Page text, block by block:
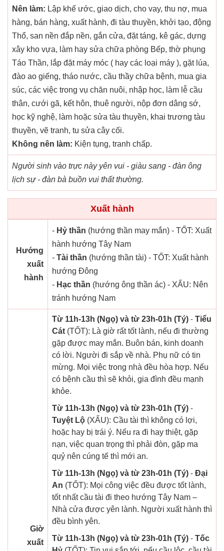
Nên làm: Lập khế ước, giao dịch, cho vay, thu nợ, mua
hàng, bán hàng, xuất hành, đi tàu thuyền, khởi tạo, động
Thổ, san nền đắp nền, gắn cửa, đặt táng, kê gác, dựng
xây kho vựa, làm hay sửa chữa phòng Bếp, thờ phụng
Táo Thần, lắp đặt máy móc ( hay các loại máy ), gặt lúa,
đào ao giếng, tháo nước, cầu thầy chữa bệnh, mua gia
súc, các việc trong vụ chăn nuôi, nhập học, làm lễ cầu
thân, cưới gã, kết hôn, thuê người, nộp đơn dâng sớ,
học kỹ nghệ, làm hoặc sửa tàu thuyền, khai trương tàu
thuyền, vẽ tranh, tu sửa cây cối.
Không nên làm: Kiện tụng, tranh chấp.
Người sinh vào trực này yên vui - giàu sang - đàn ông
lịch sự - đàn bà buồn vui thất thường.
Xuất hành
Hướng
xuất
hành
- Hỷ thần (hướng thần may mắn) - TỐT: Xuất
hành hướng Tây Nam
- Tài thần (hướng thần tài) - TỐT: Xuất hành
hướng Đông
- Hạc thần (hướng ông thần ác) - XẤU: Nên
tránh hướng Nam
Giờ
xuất
Từ 11h-13h (Ngọ) và từ 23h-01h (Tý) - Tiểu
Cát (TỐT): Là giờ rất tốt lành, nếu đi thường
gặp được may mắn. Buôn bán, kinh doanh
có lời. Người đi sắp về nhà. Phụ nữ có tin
mừng. Mọi việc trong nhà đều hòa hợp. Nếu
có bệnh cầu thì sẽ khỏi, gia đình đều mạnh
khỏe.
Từ 11h-13h (Ngọ) và từ 23h-01h (Tý) -
Tuyệt Lộ (XẤU): Cầu tài thì không có lợi,
hoặc hay bị trái ý. Nếu ra đi hay thiệt, gặp
nạn, việc quan trọng thì phải đòn, gặp ma
quỷ nên cúng tế thì mới an.
Từ 11h-13h (Ngọ) và từ 23h-01h (Tý) - Đại
An (TỐT): Mọi công việc đều được tốt lành,
tốt nhất cầu tài đi theo hướng Tây Nam –
Nhà cửa được yên lành. Người xuất hành thì
đều bình yên.
Từ 11h-13h (Ngọ) và từ 23h-01h (Tý) - Tốc